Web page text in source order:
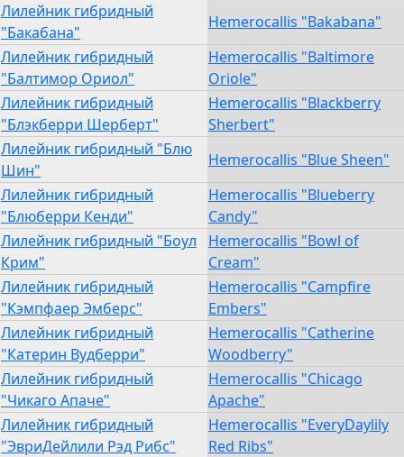
Лилейник гибридный
"Бакабана"
Hemerocallis "Bakabana"
Лилейник гибридный
"Балтимор Ориол"
Hemerocallis "Baltimore
Oriole"
Лилейник гибридный
"Блэкберри Шерберт"
Hemerocallis "Blackberry
Sherbert"
Лилейник гибридный "Блю
Шин"
Hemerocallis "Blue Sheen"
Лилейник гибридный
"Блюберри Кенди"
Hemerocallis "Blueberry
Candy"
Лилейник гибридный "Боул
Крим"
Hemerocallis "Bowl of
Cream"
Лилейник гибридный
"Кэмпфаер Эмберс"
Hemerocallis "Campfire
Embers"
Лилейник гибридный
"Катерин Вудберри"
Hemerocallis "Catherine
Woodberry"
Лилейник гибридный
"Чикаго Апаче"
Hemerocallis "Chicago
Apache"
Лилейник гибридный
"ЭвриДейлили Рэд Рибс"
Hemerocallis "EveryDaylily
Red Ribs"